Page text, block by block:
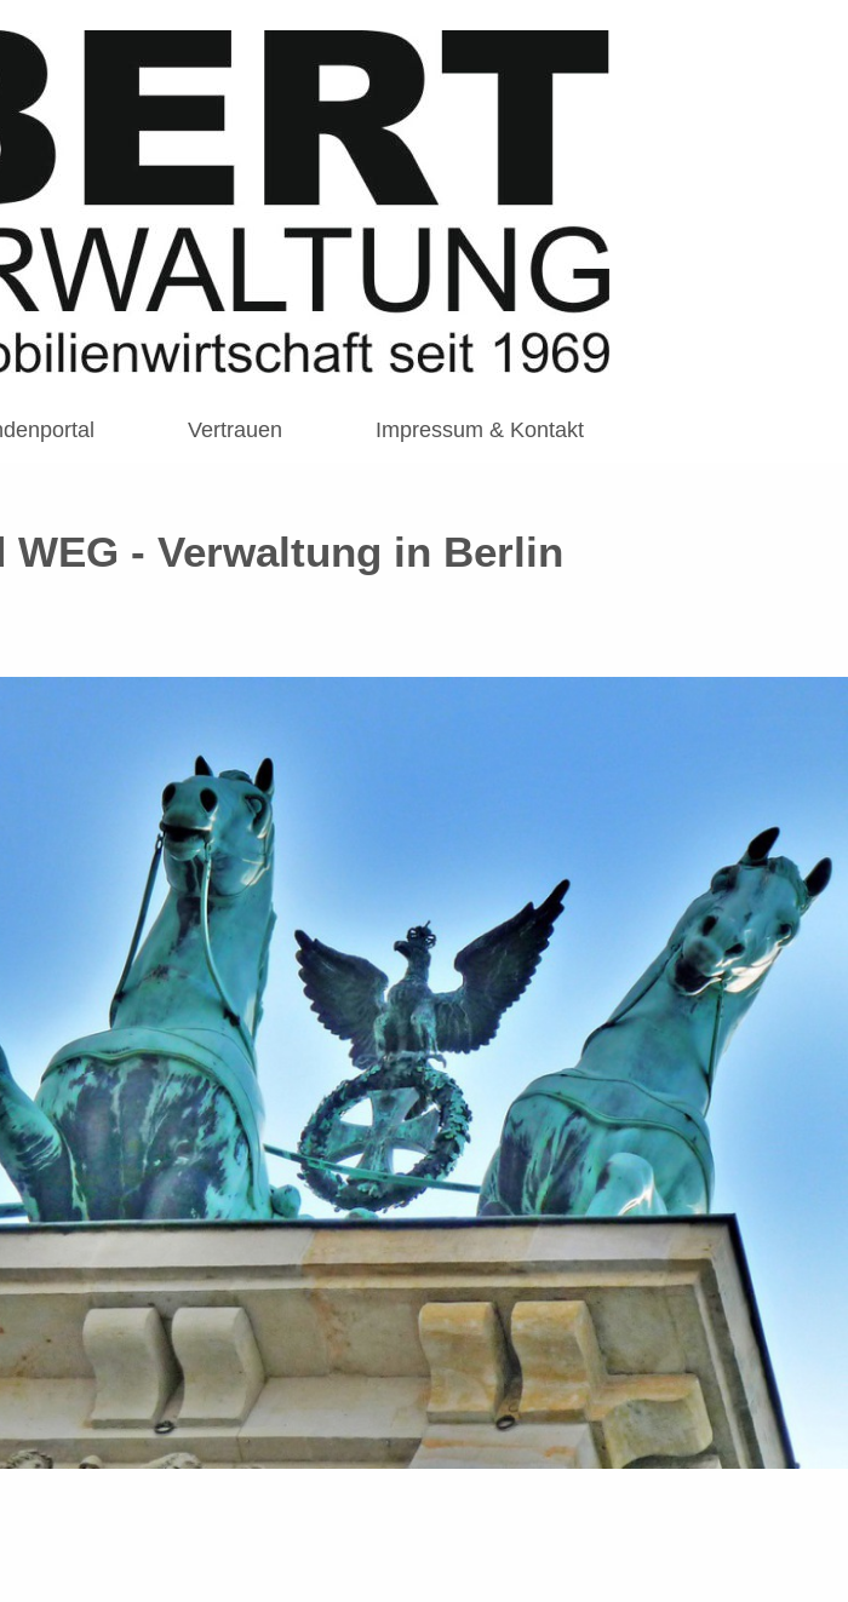
Vertrauen Impressum & Kontakt
- Verwaltung in Berlin